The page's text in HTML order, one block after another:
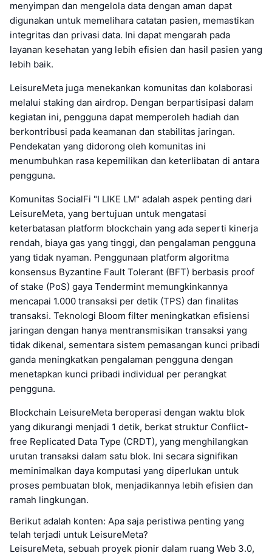
menyimpan dan mengelola data dengan aman dapat
digunakan untuk memelihara catatan pasien, memastikan
integritas dan privasi data. Ini dapat mengarah pada
layanan kesehatan yang lebih efisien dan hasil pasien yang
lebih baik.
LeisureMeta juga menekankan komunitas dan kolaborasi
melalui staking dan airdrop. Dengan berpartisipasi dalam
kegiatan ini, pengguna dapat memperoleh hadiah dan
berkontribusi pada keamanan dan stabilitas jaringan.
Pendekatan yang didorong oleh komunitas ini
menumbuhkan rasa kepemilikan dan keterlibatan di antara
pengguna.
Komunitas SocialFi "I LIKE LM" adalah aspek penting dari
LeisureMeta, yang bertujuan untuk mengatasi
keterbatasan platform blockchain yang ada seperti kinerja
rendah, biaya gas yang tinggi, dan pengalaman pengguna
yang tidak nyaman. Penggunaan platform algoritma
konsensus Byzantine Fault Tolerant (BFT) berbasis proof
of stake (PoS) gaya Tendermint memungkinkannya
mencapai 1.000 transaksi per detik (TPS) dan finalitas
transaksi. Teknologi Bloom filter meningkatkan efisiensi
jaringan dengan hanya mentransmisikan transaksi yang
tidak dikenal, sementara sistem pemasangan kunci pribadi
ganda meningkatkan pengalaman pengguna dengan
menetapkan kunci pribadi individual per perangkat
pengguna.
Blockchain LeisureMeta beroperasi dengan waktu blok
yang dikurangi menjadi 1 detik, berkat struktur Conflict-
free Replicated Data Type (CRDT), yang menghilangkan
urutan transaksi dalam satu blok. Ini secara signifikan
meminimalkan daya komputasi yang diperlukan untuk
proses pembuatan blok, menjadikannya lebih efisien dan
ramah lingkungan.
Berikut adalah konten: Apa saja peristiwa penting yang
telah terjadi untuk LeisureMeta?
LeisureMeta, sebuah proyek pionir dalam ruang Web 3.0,